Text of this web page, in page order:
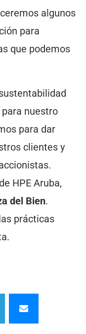
algunos
para
que podemos
nuestro
para dar
clientes y
HPE Aruba,
del Bien.
prácticas